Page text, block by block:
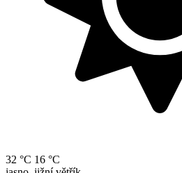
32 °C 16 °C